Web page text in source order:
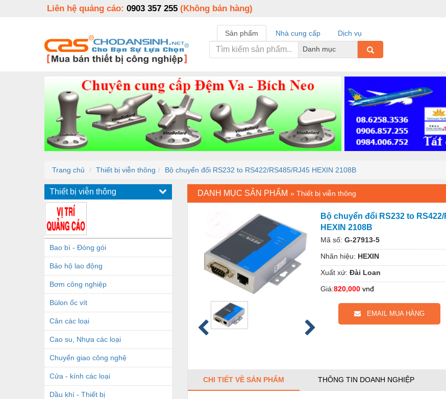
Liên hệ quảng cáo: 0903 357 255 (Không bán hàng)
Sản phẩm Nhà cung cấp
Dịch vụ
Danh mục
Trang chủ Thiết bị viễn thông Bộ chuyển đổi RS232 to RS422/RS485/RJ45 HEXIN 2108B
Thiết bị viễn thông
Bao bì - Đóng gói
Bảo hộ lao động
Bơm công nghiệp
Bùlon ốc vít
Cân các loại
Cao su, Nhựa các loại
Chuyển giao công nghệ
Cửa - kính các loại
Dầu khí - Thiết bị
DANH MỤC SẢN PHẨM » Thiết bị viễn thông
Bộ chuyển đổi RS232 to RS422/
HEXIN 2108B
Mã số: G-27913-5
Nhãn hiệu: HEXIN
Xuất xứ: Đài Loan
Giá:820,000 vnđ
EMAIL MUA HÀNG
CHI TIẾT VỀ SẢN PHẨM THÔNG TIN DOANH NGHIỆP